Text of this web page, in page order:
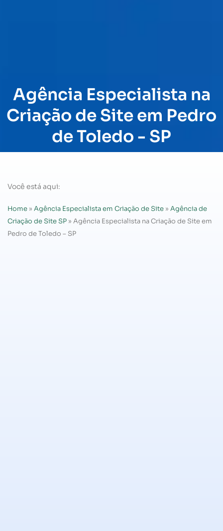
Agência Especialista na
Criação de Site em Pedro
de Toledo - SP
Você está aqui:
Home » Agência Especialista em Criação de Site » Agência de
Criação de Site SP » Agência Especialista na Criação de Site em
Pedro de Toledo – SP